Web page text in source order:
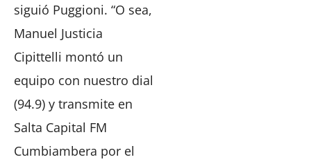
siguió Puggioni. “O sea,
Manuel Justicia
Cipittelli montó un
equipo con nuestro dial
(94.9) y transmite en
Salta Capital FM
Cumbiambera por el